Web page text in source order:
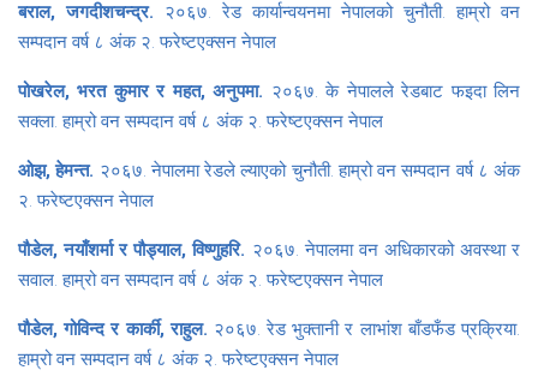
बराल, जगदीशचन्द्र. २०६७. रेड कार्यान्वयनमा नेपालको चुनौती. हाम्रो वन
सम्पदान वर्ष ८ अंक २. फरेष्टएक्सन नेपाल
पोखरेल, भरत कुमार र महत, अनुपमा. २०६७. के नेपालले रेडबाट फइदा लिन
सक्ला. हाम्रो वन सम्पदान वर्ष ८ अंक २. फरेष्टएक्सन नेपाल
ओझ, हेमन्त. २०६७. नेपालमा रेडले ल्याएको चुनौती. हाम्रो वन सम्पदान वर्ष ८ अंक
२. फरेष्टएक्सन नेपाल
पौडेल, नयाँशर्मा र पौड्याल, विष्णुहरि. २०६७. नेपालमा वन अधिकारको अवस्था र
सवाल. हाम्रो वन सम्पदान वर्ष ८ अंक २. फरेष्टएक्सन नेपाल
पौडेल, गोविन्द र कार्की, राहुल. २०६७. रेड भुक्तानी र लाभांश बाँडफँड प्रक्रिया.
हाम्रो वन सम्पदान वर्ष ८ अंक २. फरेष्टएक्सन नेपाल